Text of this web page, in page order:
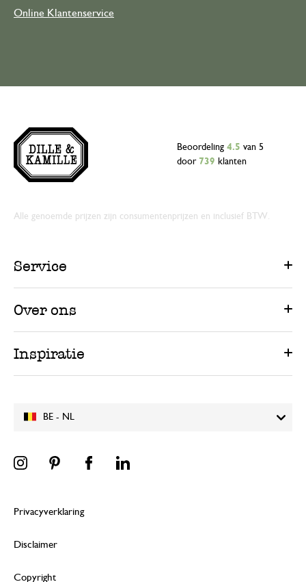
Online Klantenservice
BE - NL
Beoordeling 4.5 van 5
door 739 klanten
Alle genoemde prijzen zijn consumentenprijzen en inclusief BTW.
Service
Over ons
Inspiratie
Privacyverklaring
Disclaimer
Copyright